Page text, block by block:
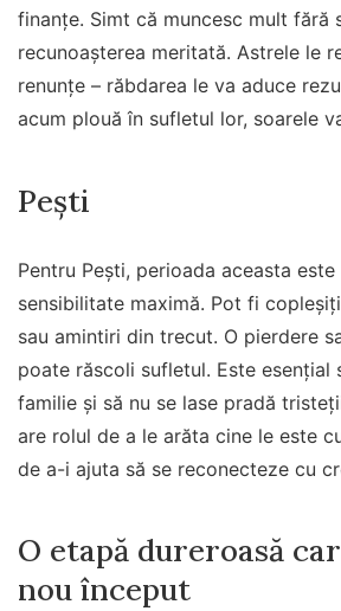
finanțe. Simt că muncesc mult fără
recunoașterea meritată. Astrele le
renunțe – răbdarea le va aduce
acum plouă în sufletul lor, soarele
Pești
Pentru Pești, perioada aceasta este
sensibilitate maximă. Pot fi
sau amintiri din trecut. O pierdere
poate răscoli sufletul. Este esențial
familie și să nu se lase pradă
are rolul de a le arăta cine le este
de a-i ajuta să se reconecteze cu
O etapă dureroasă
nou început